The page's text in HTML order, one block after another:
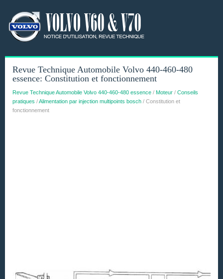
Revue Technique Automobile Volvo 440-460-480
essence: Constitution et fonctionnement
Revue Technique Automobile Volvo 440-460-480 essence / Moteur / Conseils
pratiques /Alimentation par injection multipoints bosch / Constitution et
fonctionnement